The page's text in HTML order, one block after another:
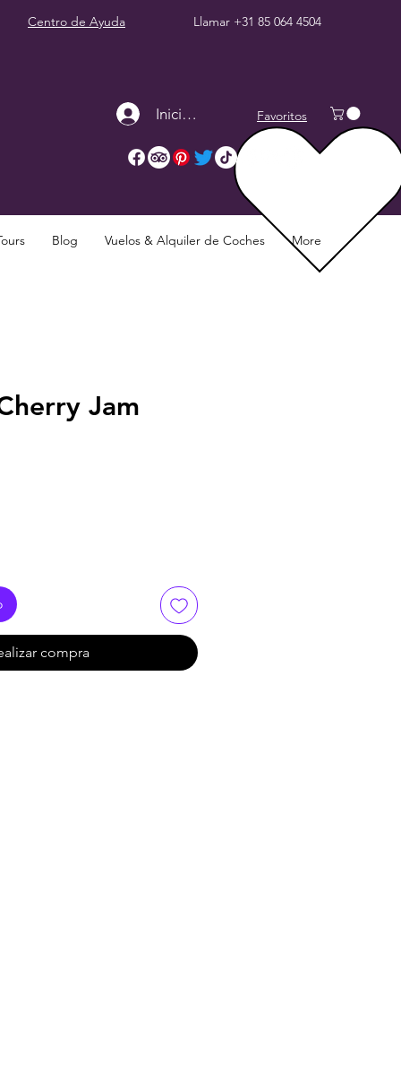
Centro de Ayuda Llamar +31 85 064 4504
Iniciar sesión Favoritos
Blog Vuelos & Alquiler de Coches More
Jam
compra